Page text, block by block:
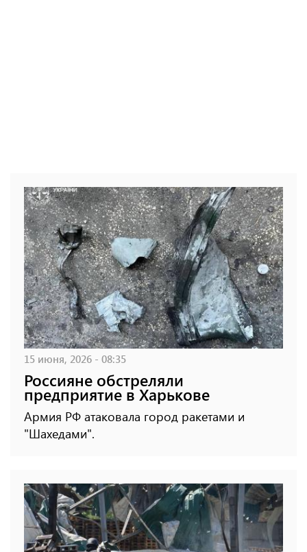
15 июня, 2026 - 08:35
Россияне обстреляли
предприятие в Харькове
Армия РФ атаковала город ракетами и
"Шахедами".